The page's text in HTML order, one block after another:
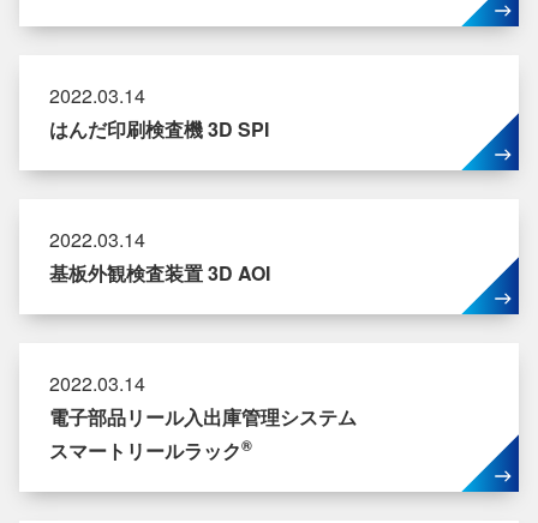
2022.03.14
はんだ印刷検査機 3D SPI
2022.03.14
基板外観検査装置 3D AOI
2022.03.14
電子部品リール入出庫管理システム
スマートリールラック®